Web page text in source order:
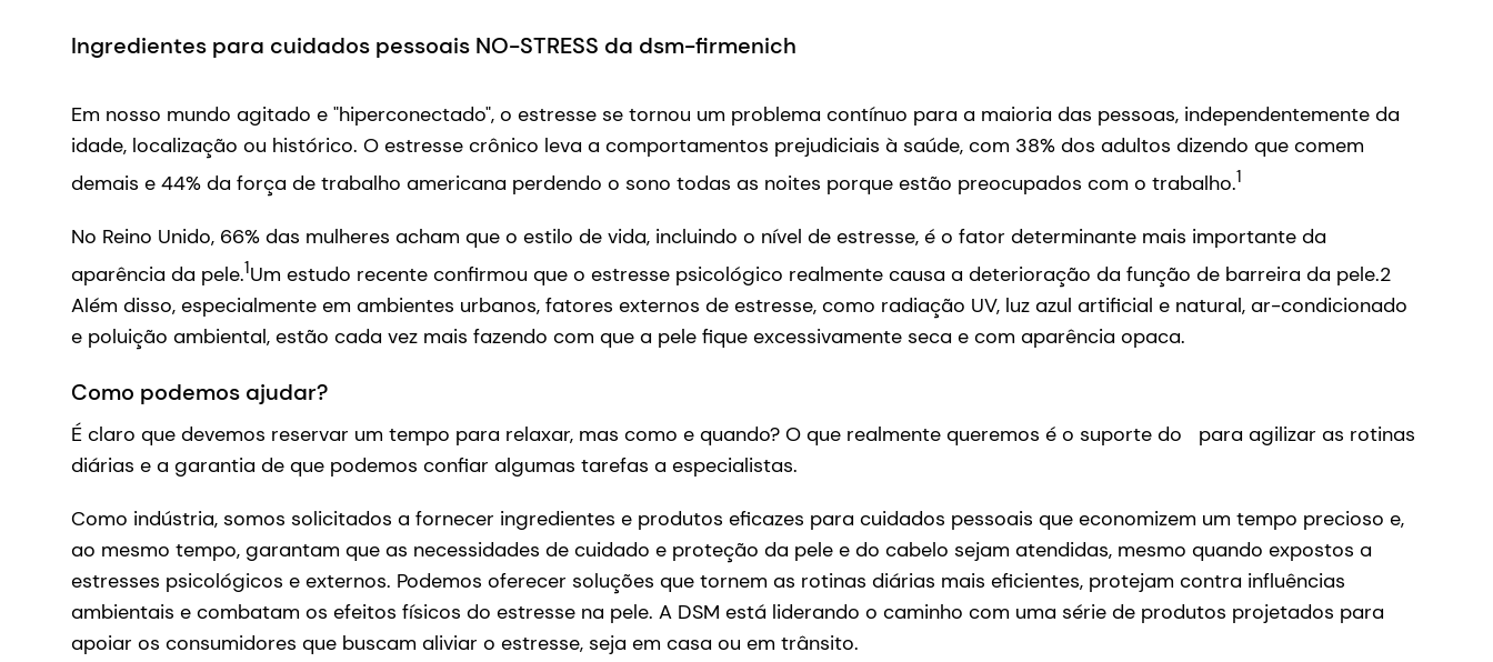
Ingredientes para cuidados pessoais NO-STRESS da dsm-firmenich
Em nosso mundo agitado e "hiperconectado", o estresse se tornou um problema contínuo para a maioria das pessoas, independentemente da
idade, localização ou histórico. O estresse crônico leva a comportamentos prejudiciais à saúde, com 38% dos adultos dizendo que comem
demais e 44% da força de trabalho americana perdendo o sono todas as noites porque estão preocupados com o trabalho.1
No Reino Unido, 66% das mulheres acham que o estilo de vida, incluindo o nível de estresse, é o fator determinante mais importante da
aparência da pele.1Um estudo recente confirmou que o estresse psicológico realmente causa a deterioração da função de barreira da pele.2
Além disso, especialmente em ambientes urbanos, fatores externos de estresse, como radiação UV, luz azul artificial e natural, ar-condicionado
e poluição ambiental, estão cada vez mais fazendo com que a pele fique excessivamente seca e com aparência opaca.
Como podemos ajudar?
É claro que devemos reservar um tempo para relaxar, mas como e quando? O que realmente queremos é o suporte do para agilizar as rotinas
diárias e a garantia de que podemos confiar algumas tarefas a especialistas.
Como indústria, somos solicitados a fornecer ingredientes e produtos eficazes para cuidados pessoais que economizem um tempo precioso e,
ao mesmo tempo, garantam que as necessidades de cuidado e proteção da pele e do cabelo sejam atendidas, mesmo quando expostos a
estresses psicológicos e externos. Podemos oferecer soluções que tornem as rotinas diárias mais eficientes, protejam contra influências
ambientais e combatam os efeitos físicos do estresse na pele. A DSM está liderando o caminho com uma série de produtos projetados para
apoiar os consumidores que buscam aliviar o estresse, seja em casa ou em trânsito.